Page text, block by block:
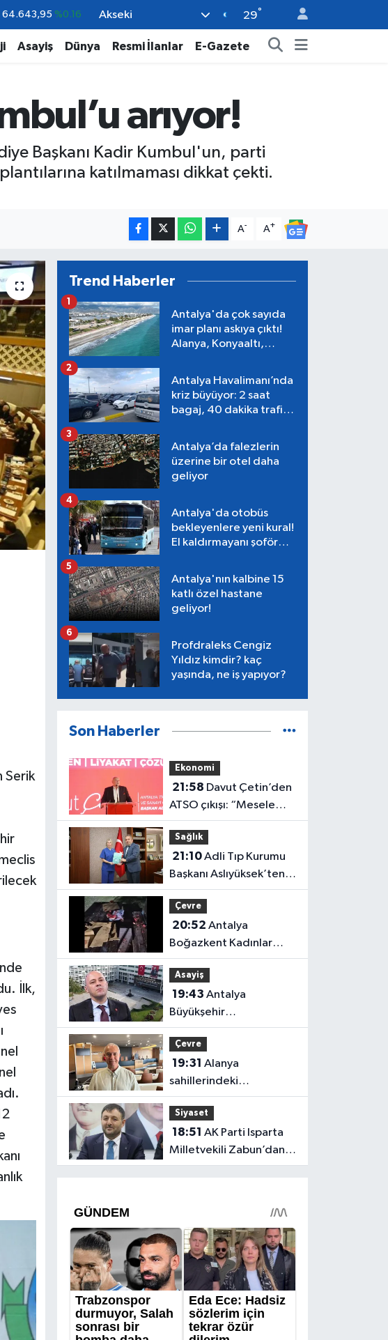
47,6006 %0.06
55,0250 %0.02
13.799
Akseki 29°
Asayiş Dünya Resmi İlanlar E-Gazete
arıyor!
Başkanı Kadir Kumbul'un, parti
katılmaması dikkat çekti.
A- A+
Serik
İlk,
Trend Haberler
Antalya'da çok sayıda
imar planı askıya çıktı!
Alanya, Konyaaltı,
1
Antalya Havalimanı’nda
kriz büyüyor: 2 saat
bagaj, 40 dakika trafik,
2
Antalya’da falezlerin
üzerine bir otel daha
geliyor
3
Antalya'da otobüs
bekleyenlere yeni kural!
El kaldırmayanı şoför
4
Antalya'nın kalbine 15
katlı özel hastane
geliyor!
5
Profdraleks Cengiz
Yıldız kimdir? kaç
yaşında, ne iş yapıyor?
6
Son Haberler
Ekonomi
21:58
ATSO çıkışı: “Mesele
Antalya’nın geleceği”
Sağlık
21:10Adli Tıp Kurumu
Başkanı Aslıyüksek’ten
Antalya’da önemli
ziyaret
Çevre
20:52
Boğazkent Kadınlar
Plajı’nda bırakılan çöpler
tepki çekti
Asayiş
19:43
Büyükşehir
soruşturmasında iki isim
hakkında yeni karar
Çevre
19:31
sahillerindeki
mikroplastik kirliliğinin
kaynağı açıklandı
Siyaset
18:51
Milletvekili Zabun’dan
Antalya mesajı: “Ne